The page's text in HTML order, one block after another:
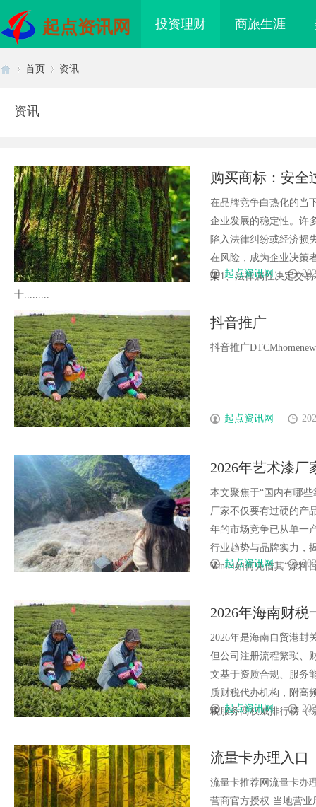
起点资讯网 投资理财 商旅生涯
首页 资讯
资讯
购买商标：安全
在品牌竞争白热化的当
企业发展的稳定性。许
陷入法律纠纷或经济损
在风险，成为企业决策
架1、法律属性决定交
十.........
起点资讯网
抖音推广
抖音推广
起点资讯网
2026年艺术漆厂
能兼得吗？
本文聚焦于“国内有哪
厂家不仅要有过硬的产
年的市场竞争已从单一
行业趋势与品牌实力，
Vanlei如何凭借其“涂料
起点资讯网
2026年海南财
南全岛优质高口
2026年是海南自贸港封
但公司注册流程繁琐、
文基于资质合规、服务
质财税代办机构，附高
税服务商权威排行榜（
起点资讯网
流量卡办理入口
流量卡推荐网流量卡办
营商官方授权·当地营
新时代影视娱乐的创 匠心筑绿居 品质铸金鼎 ——山
高分子材料有限公司董事长陈世